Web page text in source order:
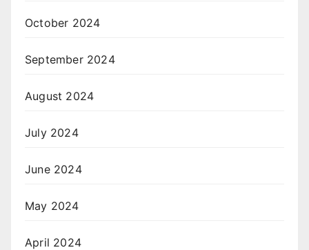
October 2024
September 2024
August 2024
July 2024
June 2024
May 2024
April 2024